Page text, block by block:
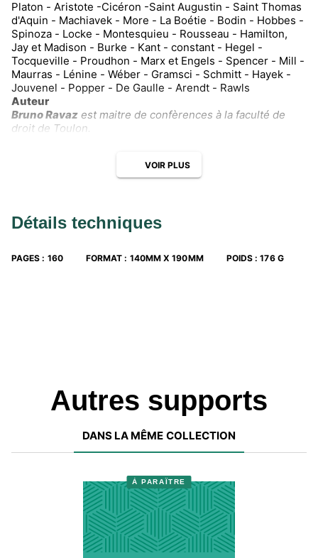
Platon - Aristote -Cicéron -Saint Augustin - Saint Thomas
d'Aquin - Machiavek - More - La Boétie - Bodin - Hobbes -
Spinoza - Locke - Montesquieu - Rousseau - Hamilton,
Jay et Madison - Burke - Kant - constant - Hegel -
Tocqueville - Proudhon - Marx et Engels - Spencer - Mill -
Maurras - Lénine - Wéber - Gramsci - Schmitt - Hayek -
Jouvenel - Popper - De Gaulle - Arendt - Rawls
Auteur
Bruno Ravaz est maitre de confèrences à la faculté de
droit de Toulon.
VOIR PLUS
Détails techniques
PAGES : 160 FORMAT : 140MM X 190MM POIDS :176 G
Autres supports
DANS LA MÊME COLLECTION
À PARAÎTRE